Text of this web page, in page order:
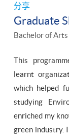
分享
Graduate
Bachelor of Arts
This
learnt
which helped
studying
enriched my
green industry.